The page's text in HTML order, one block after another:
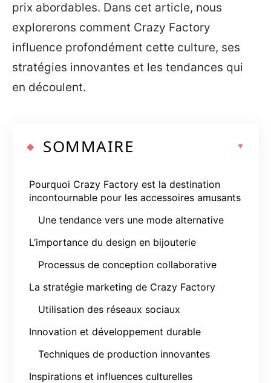
prix abordables. Dans cet article, nous
explorerons comment Crazy Factory
influence profondément cette culture, ses
stratégies innovantes et les tendances qui
en découlent.
SOMMAIRE
Pourquoi Crazy Factory est la destination
incontournable pour les accessoires amusants
Une tendance vers une mode alternative
L’importance du design en bijouterie
Processus de conception collaborative
La stratégie marketing de Crazy Factory
Utilisation des réseaux sociaux
Innovation et développement durable
Techniques de production innovantes
Inspirations et influences culturelles